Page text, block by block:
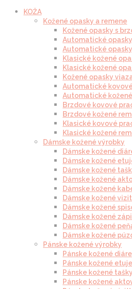
KOŽA
Kožené opasky a remene
Kožené opasky s
Automatické
Automatické opasky
Klasické kožené
Klasické kožené
Kožené opasky
Automatické
Automatické
Brzdové kovové
Brzdové kožené
Klasické kovové
Klasické kožené
Dámske kožené výrobky
Dámske kožené
Dámske kožené
Dámske kožené
Dámske kožené
Dámske kožené
Dámske kožené
Dámske kožené
Dámske kožené
Dámske kožené
Dámske kožené
Pánske kožené výrobky
Pánske kožené diáre
Pánske kožené etuje
Pánske kožené tašky
Pánske kožené